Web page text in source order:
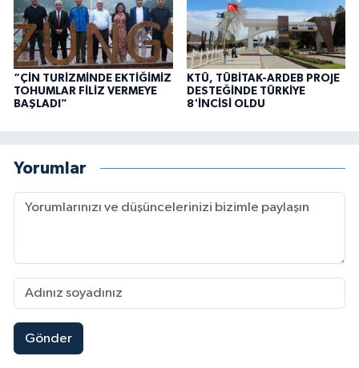
“ÇİN TURİZMİNDE EKTİĞİMİZ
TOHUMLAR FİLİZ VERMEYE
BAŞLADI”
KTÜ, TÜBİTAK-ARDEB PROJE
DESTEĞİNDE TÜRKİYE
8'İNCİSİ OLDU
Yorumlar
Gönder